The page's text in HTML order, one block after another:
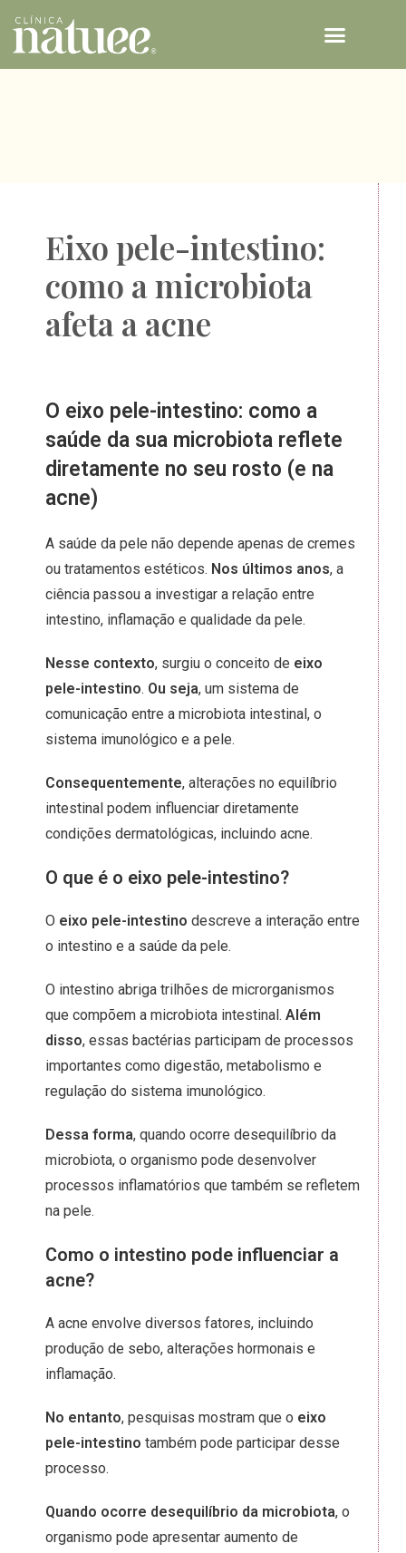
Eixo pele-intestino:
como a microbiota
afeta a acne
O eixo pele-intestino: como a
saúde da sua microbiota reflete
diretamente no seu rosto (e na
acne)
A saúde da pele não depende apenas de cremes
ou tratamentos estéticos. Nos últimos anos, a
ciência passou a investigar a relação entre
intestino, inflamação e qualidade da pele.
Nesse contexto, surgiu o conceito de eixo
pele-intestino. Ou seja, um sistema de
comunicação entre a microbiota intestinal, o
sistema imunológico e a pele.
Consequentemente, alterações no equilíbrio
intestinal podem influenciar diretamente
condições dermatológicas, incluindo acne.
O que é o eixo pele-intestino?
O eixo pele-intestino descreve a interação entre
o intestino e a saúde da pele.
O intestino abriga trilhões de microrganismos
que compõem a microbiota intestinal. Além
disso, essas bactérias participam de processos
importantes como digestão, metabolismo e
regulação do sistema imunológico.
Dessa forma, quando ocorre desequilíbrio da
microbiota, o organismo pode desenvolver
processos inflamatórios que também se refletem
na pele.
Como o intestino pode influenciar a
acne?
A acne envolve diversos fatores, incluindo
produção de sebo, alterações hormonais e
inflamação.
No entanto, pesquisas mostram que o eixo
pele-intestino também pode participar desse
processo.
Quando ocorre desequilíbrio da microbiota, o
organismo pode apresentar aumento de